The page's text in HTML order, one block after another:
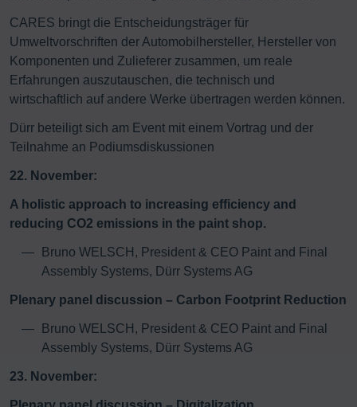
CARES bringt die Entscheidungsträger für
Umweltvorschriften der Automobilhersteller, Hersteller von
Komponenten und Zulieferer zusammen, um reale
Erfahrungen auszutauschen, die technisch und
wirtschaftlich auf andere Werke übertragen werden können.
Dürr beteiligt sich am Event mit einem Vortrag und der
Teilnahme an Podiumsdiskussionen
22. November:
A holistic approach to increasing efficiency and
reducing CO2 emissions in the paint shop.
Bruno WELSCH, President & CEO Paint and Final
Assembly Systems, Dürr Systems AG
Plenary panel discussion – Carbon Footprint Reduction
Bruno WELSCH, President & CEO Paint and Final
Assembly Systems, Dürr Systems AG
23. November: